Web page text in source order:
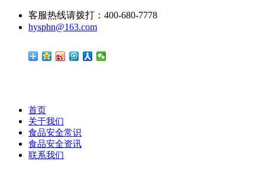
客服热线请拨打：400-680-7778
hysphn@163.com
首页
关于我们
食品安全常识
食品安全资讯
联系我们